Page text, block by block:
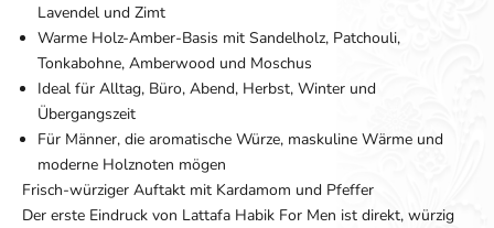
Lavendel und Zimt
Warme Holz-Amber-Basis mit Sandelholz, Patchouli,
Tonkabohne, Amberwood und Moschus
Ideal für Alltag, Büro, Abend, Herbst, Winter und
Übergangszeit
Für Männer, die aromatische Würze, maskuline Wärme und
moderne Holznoten mögen
Frisch-würziger Auftakt mit Kardamom und Pfeffer
Der erste Eindruck von Lattafa Habik For Men ist direkt, würzig